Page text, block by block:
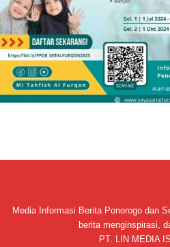
Media Informasi Berita Ponorogo dan
berita menginspirasi,
PT. LIN MEDIA